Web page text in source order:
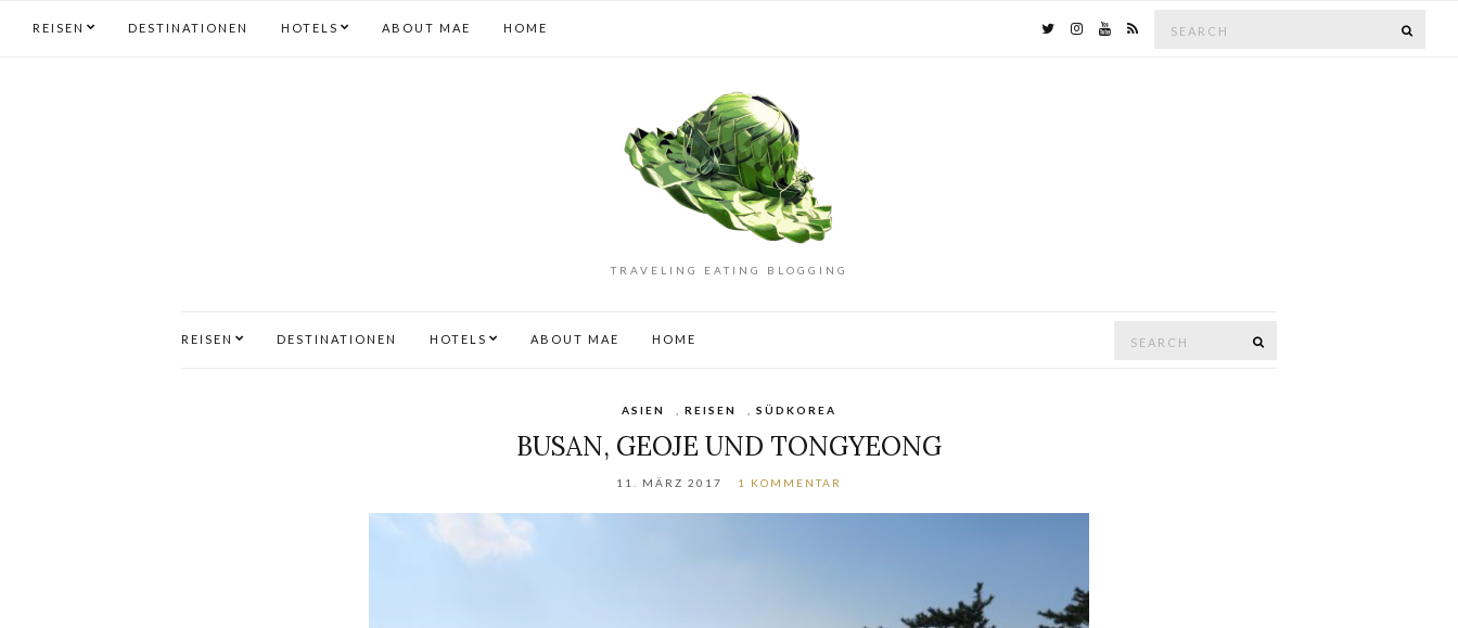
REISEN DESTINATIONEN HOTELS ABOUT MAE HOME
for:
TRAVELING EATING BLOGGING
REISEN DESTINATIONEN HOTELS ABOUT MAE HOME
for:
ASIEN REISEN SÜDKOREA
BUSAN, GEOJE UND TONGYEONG
11. MÄRZ 2017 1 KOMMENTAR